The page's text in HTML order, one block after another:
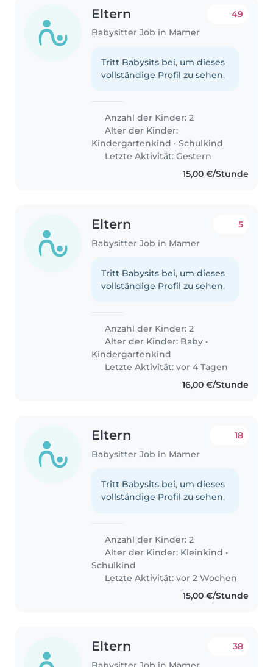
Eltern
Babysitter Job in Mamer
49
Tritt Babysits bei, um dieses
vollständige Profil zu sehen.
Anzahl der Kinder: 2
Alter der Kinder:
Kindergartenkind •Schulkind
Letzte Aktivität: Gestern
15,00 €/Stunde
Eltern
Babysitter Job in Mamer
5
Tritt Babysits bei, um dieses
vollständige Profil zu sehen.
Anzahl der Kinder: 2
Alter der Kinder: Baby •
Kindergartenkind
Letzte Aktivität: vor 4 Tagen
16,00 €/Stunde
Eltern
Babysitter Job in Mamer
18
Tritt Babysits bei, um dieses
vollständige Profil zu sehen.
Anzahl der Kinder: 2
Alter der Kinder: Kleinkind •
Schulkind
Letzte Aktivität: vor 2 Wochen
15,00 €/Stunde
Eltern 38